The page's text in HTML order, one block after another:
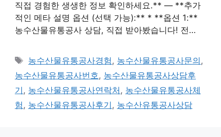
직접 경험한 생생한 정보 확인하세요.** — **추가
적인 메타 설명 옵션 (선택 가능):** * **옵션 1:**
농수산물유통공사 상담, 직접 받아봤습니다! 전…
태
그
농수산물유통공사경험 , 농수산물유통공사문의 ,
농수산물유통공사번호 , 농수산물유통공사상담후
기 , 농수산물유통공사연락처 , 농수산물유통공사체
험 , 농수산물유통공사후기 , 농수산유통공사상담